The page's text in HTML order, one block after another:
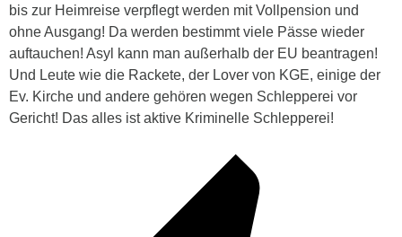
bis zur Heimreise verpflegt werden mit Vollpension und
ohne Ausgang! Da werden bestimmt viele Pässe wieder
auftauchen! Asyl kann man außerhalb der EU beantragen!
Und Leute wie die Rackete, der Lover von KGE, einige der
Ev. Kirche und andere gehören wegen Schlepperei vor
Gericht! Das alles ist aktive Kriminelle Schlepperei!